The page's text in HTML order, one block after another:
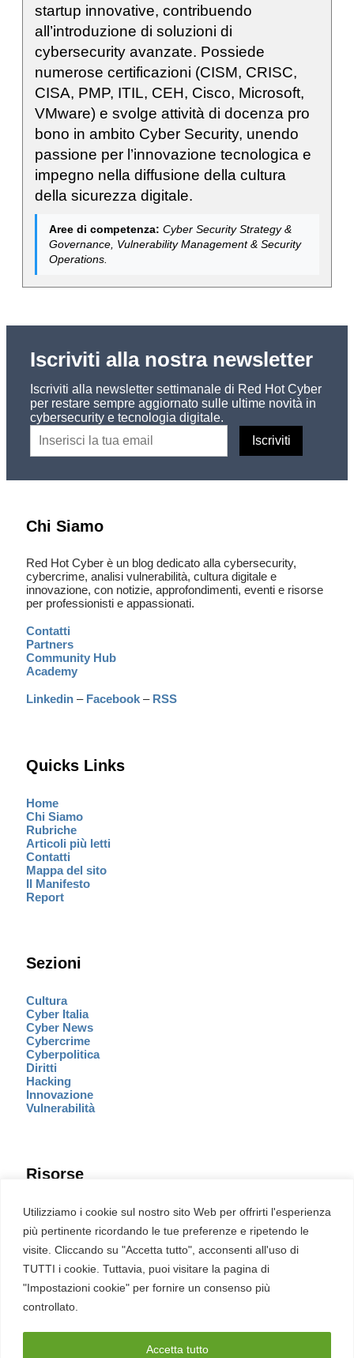
Utilizziamo i cookie sul nostro sito Web per offrirti l'esperienza
più pertinente ricordando le tue preferenze e ripetendo le
visite. Cliccando su "Accetta tutto", acconsenti all'uso di
TUTTI i cookie. Tuttavia, puoi visitare la pagina di
"Impostazioni cookie" per fornire un consenso più
controllato.
Accetta tutto
startup innovative, contribuendo
all’introduzione di soluzioni di
cybersecurity avanzate. Possiede
numerose certificazioni (CISM, CRISC,
CISA, PMP, ITIL, CEH, Cisco, Microsoft,
VMware) e svolge attività di docenza pro
bono in ambito Cyber Security, unendo
passione per l’innovazione tecnologica e
impegno nella diffusione della cultura
della sicurezza digitale.
Aree di competenza: Cyber Security Strategy &
Governance, Vulnerability Management & Security
Operations.
Iscriviti alla nostra newsletter
Iscriviti alla newsletter settimanale di Red Hot Cyber
per restare sempre aggiornato sulle ultime novità in
cybersecurity e tecnologia digitale.
Chi Siamo
Red Hot Cyber è un blog dedicato alla cybersecurity,
cybercrime, analisi vulnerabilità, cultura digitale e
innovazione, con notizie, approfondimenti, eventi e risorse
per professionisti e appassionati.
Contatti
Partners
Community Hub
Academy
Linkedin – Facebook – RSS
Quicks Links
Home
Chi Siamo
Rubriche
Articoli più letti
Contatti
Mappa del sito
Il Manifesto
Report
Sezioni
Cultura
Cyber Italia
Cyber News
Cybercrime
Cyberpolitica
Diritti
Hacking
Innovazione
Vulnerabilità
Risorse
Eventi
Fumetto Cyber
Newsletter
Servizi
Pubblicità
English
Ultime CVE critiche